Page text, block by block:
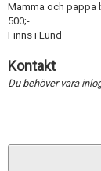
Mamma och pappa
500;-
Finns i Lund
Kontakt
Du behöver vara